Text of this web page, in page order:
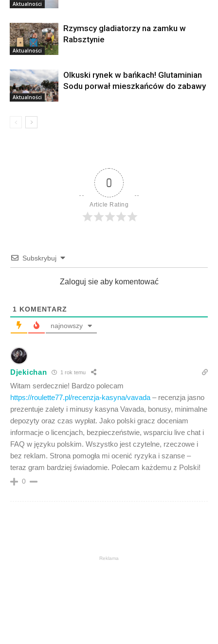
Aktualności
Aktualności
Rzymscy gladiatorzy na zamku w
Rabsztynie
Aktualności
Olkuski rynek w bańkach! Glutaminian
Sodu porwał mieszkańców do zabawy
0
Article Rating
Subskrybuj
Zaloguj sie aby komentować
1 KOMENTARZ
najnowszy
Djekichan 1 rok temu
Witam serdecznie! Bardzo polecam
https://roulette77.pl/recenzja-kasyna/vavada – recenzja jasno
prezentuje zalety i minusy kasyna Vavada, bonusy, minimalne
depozyty oraz czas wypłat. Jako polski gracz doceniam
informacje o licencjach, bezpieczeństwie, wsparciu live chat i
FAQ w języku polskim. Wszystko jest czytelne, rzeczowe i
bez reklam. Strona pomogła mi ocenić ryzyka i szanse –
teraz gram bardziej świadomie. Polecam każdemu z Polski!
0
Reklama